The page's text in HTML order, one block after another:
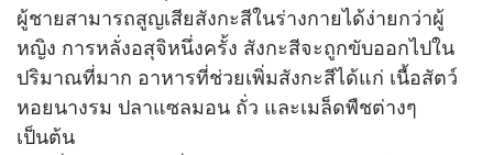
ผู้ชายสามารถสูญเสียสังกะสีในร่างกายได้ง่ายกว่าผู้
หญิง การหลั่งอสุจิหนึ่งครั้ง สังกะสีจะถูกขับออกไปใน
ปริมาณที่มาก อาหารที่ช่วยเพิ่มสังกะสีได้แก่ เนื้อสัตว์
หอยนางรม ปลาแซลมอน ถั่ว และเมล็ดพืชต่างๆ
เป็นต้น